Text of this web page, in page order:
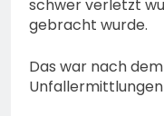
schwer verletzt
gebracht wurde.
Das war nach